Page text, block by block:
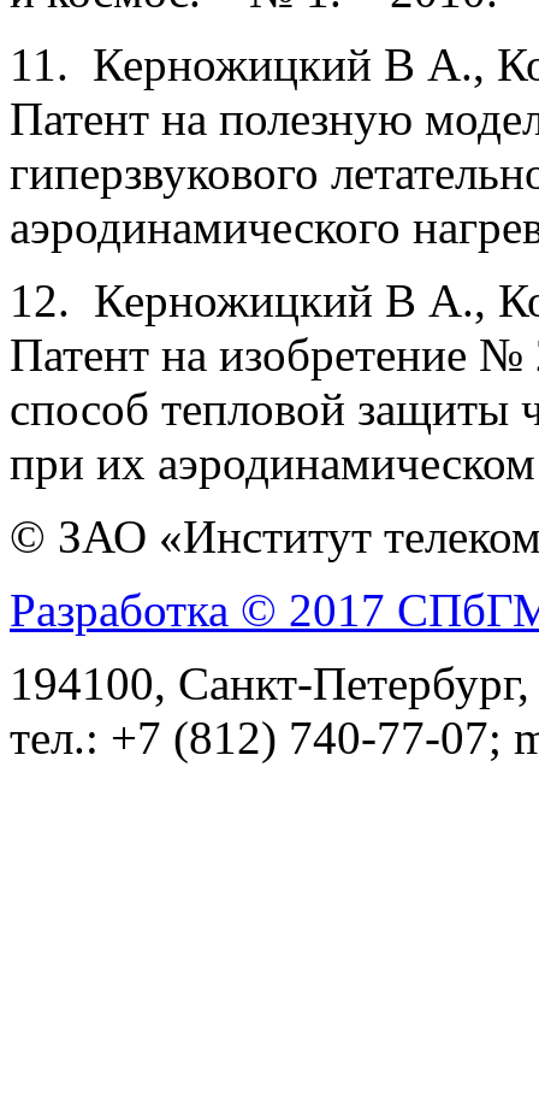
11. Керножицкий В А.,
Патент на полез­ную
гиперзвукового
аэродинамического
12. Керножицкий В А.,
Патент на изо­бретение
способ тепловой защиты
при их аэродинамическом
© ЗАО «Институт
Разработка © 2017
194100, Санкт-
тел.: +7 (812) 740-77-07;